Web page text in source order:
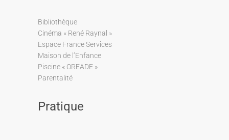
Bibliothèque
Cinéma « René Raynal »
Espace France Services
Maison de l’Enfance
Piscine « OREADE »
Parentalité
Pratique